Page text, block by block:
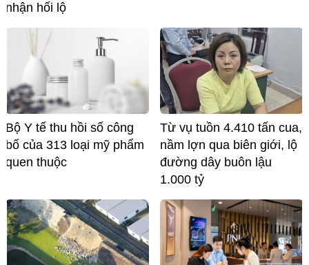
nhận hối lộ
Bộ Y tế thu hồi số công
bố của 313 loại mỹ phẩm
quen thuộc
Từ vụ tuồn 4.410 tấn cua,
nầm lợn qua biên giới, lộ
đường dây buôn lậu
1.000 tỷ